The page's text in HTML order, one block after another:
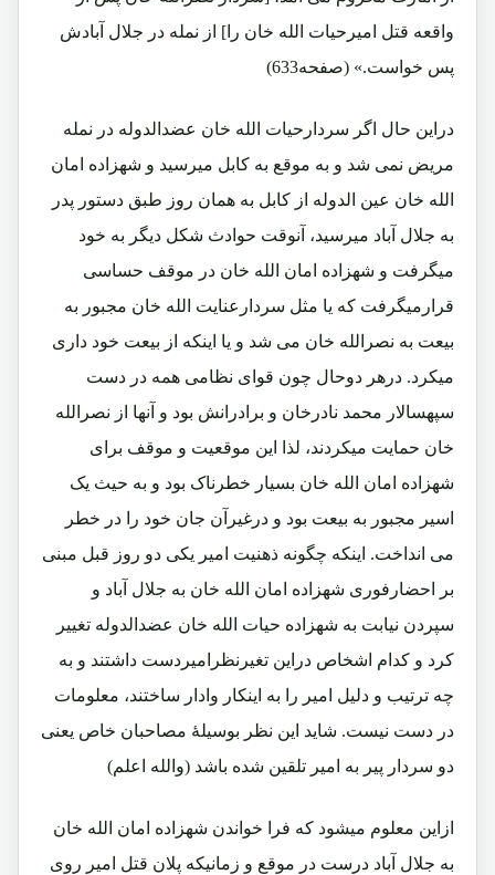
واقعه قتل امیرحیات الله خان را] از نمله در جلال آبادش
پس خواست.» (صفحه633)
دراین حال اگر سردارحیات الله خان عضدالدوله در نمله
مریض نمی شد و به موقع به کابل میرسید و شهزاده امان
الله خان عین الدوله از کابل به همان روز طبق دستور پدر
به جلال آباد میرسید، آنوقت حوادث شکل دیگر به خود
میگرفت و شهزاده امان الله خان در موقف حساسی
قرارمیگرفت که یا مثل سردارعنایت الله خان مجبور به
بیعت به نصرالله خان می شد و یا اینکه از بیعت خود داری
میکرد. درهر دوحال چون قوای نظامی همه در دست
سپهسالار محمد نادرخان و برادرانش بود و آنها از نصرالله
خان حمایت میکردند، لذا این موقعیت و موقف برای
شهزاده امان الله خان بسیار خطرناک بود و به حیث یک
اسیر مجبور به بیعت بود و درغیرآن جان خود را در خطر
می انداخت. اینکه چگونه ذهنیت امیر یکی دو روز قبل مبنی
بر احضارفوری شهزاده امان الله خان به جلال آباد و
سپردن نیابت به شهزاده حیات الله خان عضدالدوله تغییر
کرد و کدام اشخاص دراین تغیرنظرامیردست داشتند و به
چه ترتیب و دلیل امیر را به اینکار وادار ساختند، معلومات
در دست نیست. شاید این نظر بوسیلۀ مصاحبان خاص یعنی
دو سردار پیر به امیر تلقین شده باشد (والله اعلم)
ازاین معلوم میشود که فرا خواندن شهزاده امان الله خان
به جلال آباد درست در موقع و زمانیکه پلان قتل امیر روی